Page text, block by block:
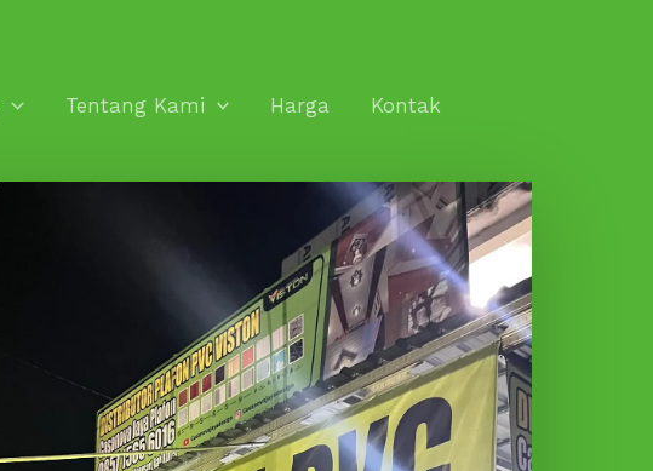
Tentang Kami Harga Kontak